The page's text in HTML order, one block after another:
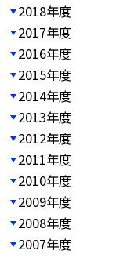
2018年度
2017年度
2016年度
2015年度
2014年度
2013年度
2012年度
2011年度
2010年度
2009年度
2008年度
2007年度